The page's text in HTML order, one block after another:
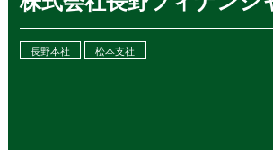
長野本社 松本支社